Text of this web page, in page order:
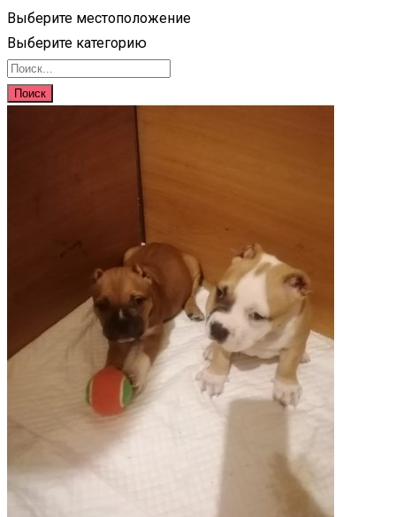
Выберите местоположение
Выберите категорию
Поиск